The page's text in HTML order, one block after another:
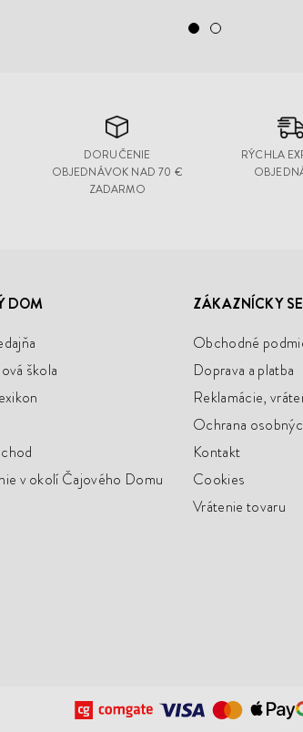
DORUČENIE
OBJEDNÁVOK NAD 70 €
ZADARMO
RÝCHLA
DOM
škola
v okolí Čajového Domu
ZÁKAZNÍCKY
Obchodné
Doprava a platba
Reklamácie,
Ochrana
Kontakt
Cookies
Vrátenie tovaru